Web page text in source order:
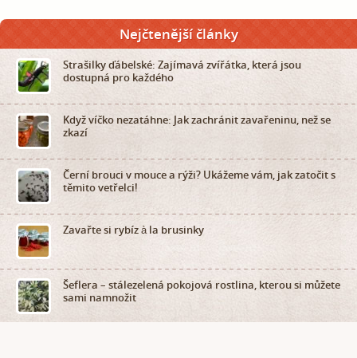
Nejčtenější články
Strašilky ďábelské: Zajímavá zvířátka, která jsou
dostupná pro každého
Když víčko nezatáhne: Jak zachránit zavařeninu, než se
zkazí
Černí brouci v mouce a rýži? Ukážeme vám, jak zatočit s
těmito vetřelci!
Zavařte si rybíz à la brusinky
Šeflera – stálezelená pokojová rostlina, kterou si můžete
sami namnožit